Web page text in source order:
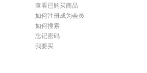
查看已购买商品
如何注册成为会员
如何搜索
忘记密码
我要买